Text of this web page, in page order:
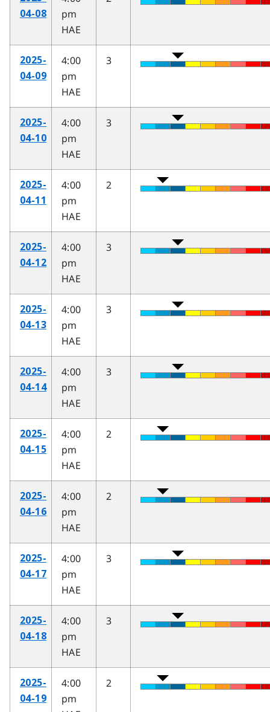
04-08
pm
HAE
2025-
04-09
4:00
pm
HAE
3
2025-
04-10
4:00
pm
HAE
3
2025-
04-11
4:00
pm
HAE
2
2025-
04-12
4:00
pm
HAE
3
2025-
04-13
4:00
pm
HAE
3
2025-
04-14
4:00
pm
HAE
3
2025-
04-15
4:00
pm
HAE
2
2025-
04-16
4:00
pm
HAE
2
2025-
04-17
4:00
pm
HAE
3
2025-
04-18
4:00
pm
HAE
3
2025-
04-19
4:00
pm
2